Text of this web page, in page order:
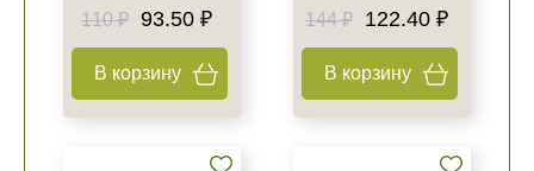
110 ₽ 93.50 ₽
В корзину
144 ₽
122.40 ₽
В корзину